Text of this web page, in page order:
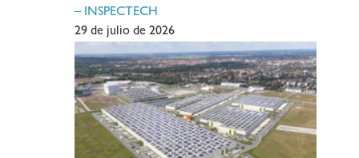
– INSPECTECH
29 de julio de 2026